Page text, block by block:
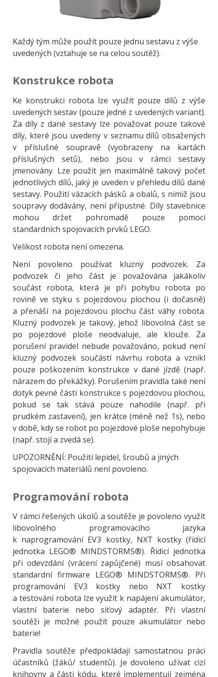
Každý tým může použít pouze jednu sestavu z výše
uvedených (vztahuje se na celou soutěž).
Konstrukce robota
Ke konstrukci robota lze využít pouze dílů z výše
uvedených sestav (pouze jedné z uvedených variant).
Za díly z dané sestavy lze považovat pouze takové
díly, které jsou uvedeny v seznamu dílů obsažených
v příslušné soupravě (vyobrazeny na kartách
příslušných setů), nebo jsou v rámci sestavy
jmenovány. Lze použít jen maximálně takový počet
jednotlivých dílů, jaký je uveden v přehledu dílů dané
sestavy. Použití vázacích pásků a obalů, s nimiž jsou
soupravy dodávány, není přípustné. Díly stavebnice
mohou držet pohromadě pouze pomocí
standardních spojovacích prvků LEGO.
Velikost robota není omezena.
Není povoleno používat kluzný podvozek. Za
podvozek či jeho část je považována jakákoliv
součást robota, která je při pohybu robota po
rovině ve styku s pojezdovou plochou (i dočasně)
a přenáší na pojezdovou plochu část váhy robota.
Kluzný podvozek je takový, jehož libovolná část se
po pojezdové ploše neodvaluje, ale klouže. Za
porušení pravidel nebude považováno, pokud není
kluzný podvozek součástí návrhu robota a vznikl
pouze poškozením konstrukce v dané jízdě (např.
nárazem do překážky). Porušením pravidla také není
dotyk pevné části konstrukce s pojezdovou plochou,
pokud se tak stává pouze nahodile (např. při
prudkém zastavení), jen krátce (méně než 1s), nebo
v době, kdy se robot po pojezdové ploše nepohybuje
(např. stojí a zvedá se).
UPOZORNĚNÍ: Použití lepidel, šroubů a jiných
spojovacích materiálů není povoleno.
Programování robota
V rámci řešených úkolů a soutěže je povoleno využít
libovolného programovacího jazyka
k naprogramování EV3 kostky, NXT kostky (řídicí
jednotka LEGO® MINDSTORMS®). Řídicí jednotka
při odevzdání (vrácení zapůjčené) musí obsahovat
standardní firmware LEGO® MINDSTORMS®. Při
programování EV3 kostky nebo NXT kostky
a testování robota lze využít k napájení akumulátor,
vlastní baterie nebo síťový adaptér. Při vlastní
soutěži je možné použít pouze akumulátor nebo
baterie!
Pravidla soutěže předpokládají samostatnou práci
účastníků (žáků/ studentů). Je dovoleno užívat cizí
knihovny a části kódu, které implementují zejména